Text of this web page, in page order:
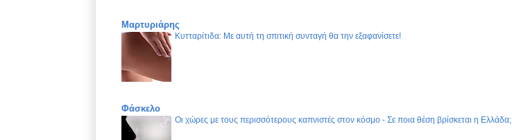
Μαρτυριάρης
Κυτταρίτιδα: Με αυτή τη σπιτική συνταγή θα την εξαφανίσετε!
Φάσκελο
Οι χώρες με τους περισσότερους καπνιστές στον κόσμο - Σε ποια θέση βρίσκεται η Ελλάδα;